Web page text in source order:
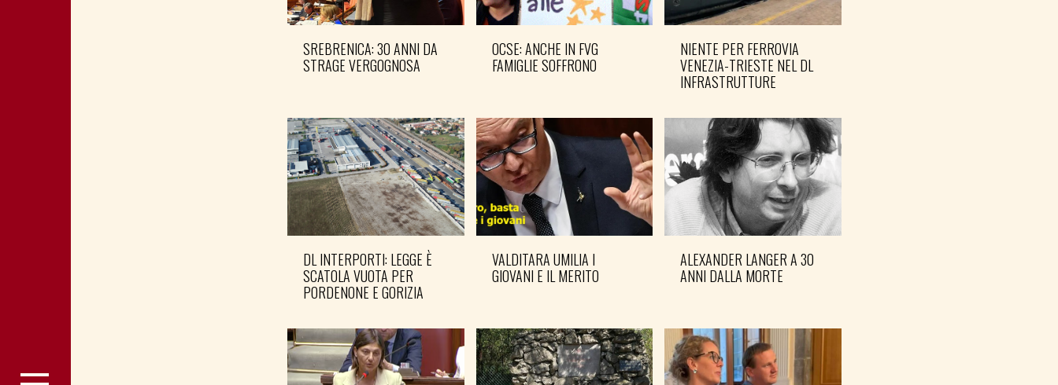
SREBRENICA: 30 ANNI DA
STRAGE VERGOGNOSA
OCSE: ANCHE IN FVG
FAMIGLIE SOFFRONO
NIENTE PER FERROVIA
VENEZIA-TRIESTE NEL DL
INFRASTRUTTURE
DL INTERPORTI: LEGGE È
SCATOLA VUOTA PER
PORDENONE E GORIZIA
VALDITARA UMILIA I
GIOVANI E IL MERITO
ALEXANDER LANGER A 30
ANNI DALLA MORTE